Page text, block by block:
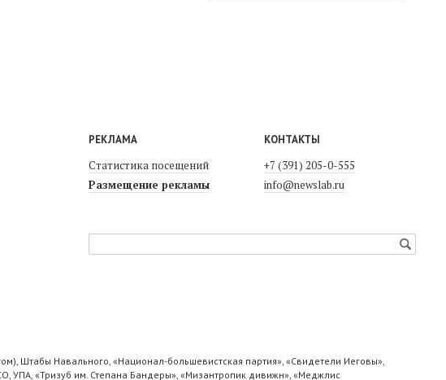
РЕКЛАМА
Статистика посещений
Размещение рекламы
КОНТАКТЫ
+7 (391) 205-0-555
info@newslab.ru
Штабы Навального, «Национал-большевистская партия», «Свидетели Иеговы»,
УПА, «Тризуб им. Степана Бандеры», «Мизантропик дивижн», «Меджлис